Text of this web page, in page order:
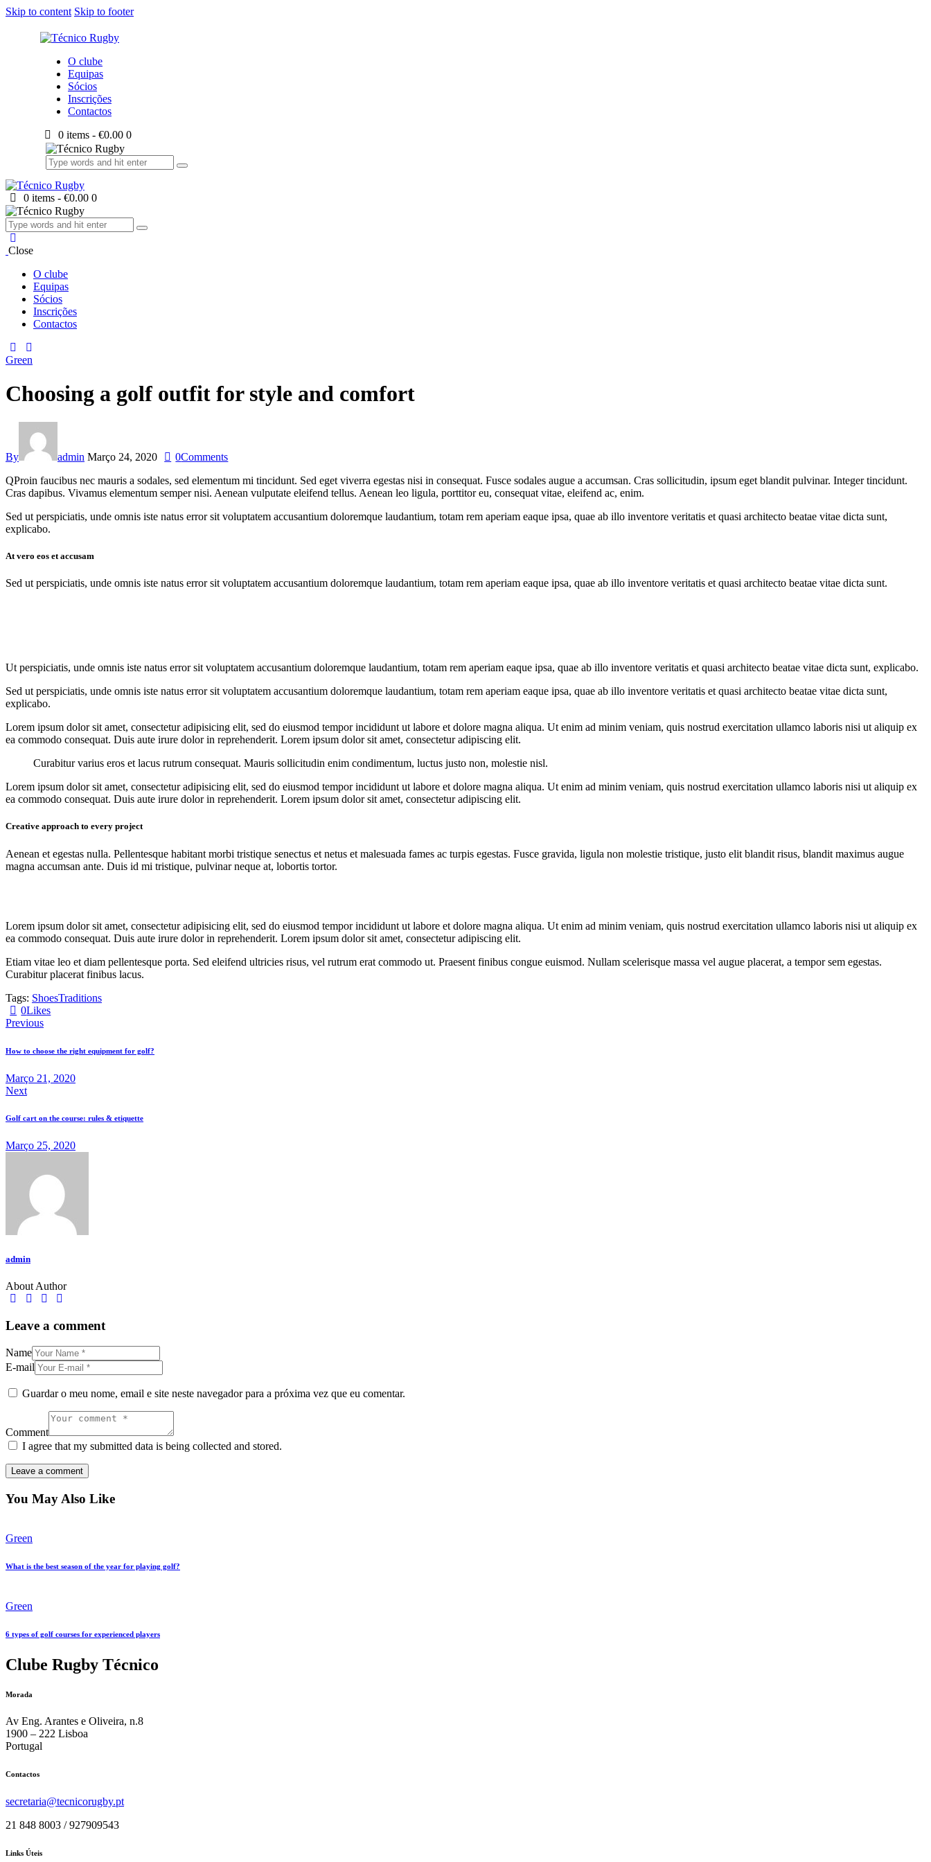
Skip to content Skip to footer
O clube
Equipas
Sócios
Inscrições
Contactos
0 items - €0.00 0
0 items - €0.00 0
Close
O clube
Equipas
Sócios
Inscrições
Contactos
facebook-
1
instagram
Green
Choosing a golf outfit for style and comfort
By admin Março 24, 2020 0Comments
QProin faucibus nec mauris a sodales, sed elementum mi tincidunt. Sed eget viverra egestas nisi in consequat. Fusce sodales augue a accumsan. Cras sollicitudin, ipsum eget blandit pulvinar. Integer tincidunt.
Cras dapibus. Vivamus elementum semper nisi. Aenean vulputate eleifend tellus. Aenean leo ligula, porttitor eu, consequat vitae, eleifend ac, enim.
Sed ut perspiciatis, unde omnis iste natus error sit voluptatem accusantium doloremque laudantium, totam rem aperiam eaque ipsa, quae ab illo inventore veritatis et quasi architecto beatae vitae dicta sunt,
explicabo.
At vero eos et accusam
Sed ut perspiciatis, unde omnis iste natus error sit voluptatem accusantium doloremque laudantium, totam rem aperiam eaque ipsa, quae ab illo inventore veritatis et quasi architecto beatae vitae dicta sunt.
Ut perspiciatis, unde omnis iste natus error sit voluptatem accusantium doloremque laudantium, totam rem aperiam eaque ipsa, quae ab illo inventore veritatis et quasi architecto beatae vitae dicta sunt, explicabo.
Sed ut perspiciatis, unde omnis iste natus error sit voluptatem accusantium doloremque laudantium, totam rem aperiam eaque ipsa, quae ab illo inventore veritatis et quasi architecto beatae vitae dicta sunt,
explicabo.
Lorem ipsum dolor sit amet, consectetur adipisicing elit, sed do eiusmod tempor incididunt ut labore et dolore magna aliqua. Ut enim ad minim veniam, quis nostrud exercitation ullamco laboris nisi ut aliquip ex
ea commodo consequat. Duis aute irure dolor in reprehenderit. Lorem ipsum dolor sit amet, consectetur adipiscing elit.
Curabitur varius eros et lacus rutrum consequat. Mauris sollicitudin enim condimentum, luctus justo non, molestie nisl.
Lorem ipsum dolor sit amet, consectetur adipisicing elit, sed do eiusmod tempor incididunt ut labore et dolore magna aliqua. Ut enim ad minim veniam, quis nostrud exercitation ullamco laboris nisi ut aliquip ex
ea commodo consequat. Duis aute irure dolor in reprehenderit. Lorem ipsum dolor sit amet, consectetur adipiscing elit.
Creative approach to every project
Aenean et egestas nulla. Pellentesque habitant morbi tristique senectus et netus et malesuada fames ac turpis egestas. Fusce gravida, ligula non molestie tristique, justo elit blandit risus, blandit maximus augue
magna accumsan ante. Duis id mi tristique, pulvinar neque at, lobortis tortor.
Lorem ipsum dolor sit amet, consectetur adipisicing elit, sed do eiusmod tempor incididunt ut labore et dolore magna aliqua. Ut enim ad minim veniam, quis nostrud exercitation ullamco laboris nisi ut aliquip ex
ea commodo consequat. Duis aute irure dolor in reprehenderit. Lorem ipsum dolor sit amet, consectetur adipiscing elit.
Etiam vitae leo et diam pellentesque porta. Sed eleifend ultricies risus, vel rutrum erat commodo ut. Praesent finibus congue euismod. Nullam scelerisque massa vel augue placerat, a tempor sem egestas.
Curabitur placerat finibus lacus.
Tags: ShoesTraditions
0Likes
Navegação
de
Previous
How to choose the right equipment for golf?
Março 21, 2020
Next
Golf cart on the course: rules & etiquette
Março 25, 2020
admin
About Author
facebook-
twitter-dribble-instagram
Leave a comment
Name
E-mail
Guardar o meu nome, email e site neste navegador para a próxima vez que eu comentar.
Comment
I agree that my submitted data is being collected and stored.
You May Also Like
Green
What is the best season of the year for playing golf?
Green
6 types of golf courses for experienced players
Clube Rugby Técnico
Morada
Av Eng. Arantes e Oliveira, n.8
1900 – 222 Lisboa
Portugal
Contactos
secretaria@tecnicorugby.pt
21 848 8003 / 927909543
Links Úteis